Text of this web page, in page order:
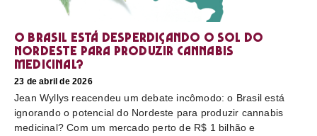
O Brasil está desperdiçando o sol do
nordeste para produzir cannabis
medicinal?
23 de abril de 2026
Jean Wyllys reacendeu um debate incômodo: o Brasil está
ignorando o potencial do Nordeste para produzir cannabis
medicinal? Com um mercado perto de R$ 1 bilhão e